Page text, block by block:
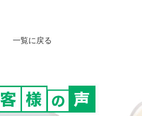
一覧に戻る